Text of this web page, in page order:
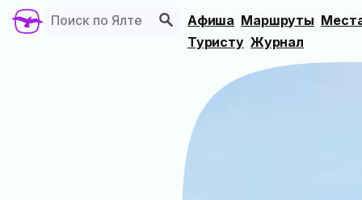
Афиша Маршруты
Туристу Журнал